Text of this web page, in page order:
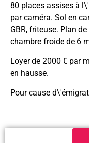
80 places assises à
par caméra. Sol en
GBR, friteuse. Plan
chambre froide de 6
Loyer de 2000 € par
en hausse.
Pour cause